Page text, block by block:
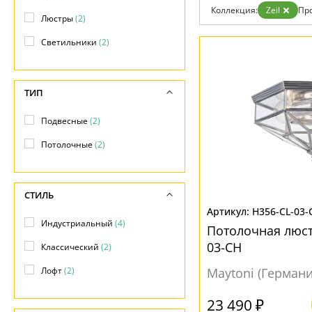
Возврат
Отзывы
Установка
Бренды
Контакты
Коллекция: Zeil
H356-CL-03-
Потолочная
03-CH
Maytoni
23 490 ₽
Люстры(2)
Светильники (2)
ТИП
Подвесные(2)
Потолочные(2)
СТИЛЬ
Индустриальный (4)
Классический (2)
Лофт(2)